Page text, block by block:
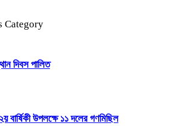
Category
দিবস পালিত
বার্ষিকী উপলক্ষে ১১ দলের গণমিছিল